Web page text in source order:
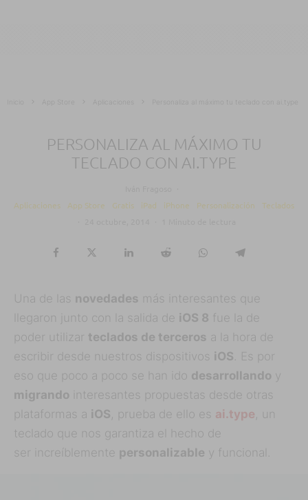
App Store Aplicaciones Personaliza al máximo tu teclado con ai.type
PERSONALIZA AL MÁXIMO TU
TECLADO CON AI.TYPE
Aplicaciones
App Store Gratis iPad iPhone Personalización
Teclados
Una de las novedades más interesantes que
llegaron junto con la salida de iOS 8 fue la de
poder utilizar teclados de terceros a la hora de
escribir desde nuestros dispositivos iOS . Es por
eso que poco a poco se han ido desarrollando y
migrando interesantes propuestas desde otras
plataformas a iOS , prueba de ello es ai.type , un
teclado que nos garantiza el hecho de
ser increíblemente personalizable y funcional.